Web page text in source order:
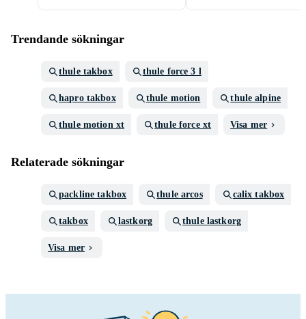
Trendande sökningar
thule takbox thule force 3 l
hapro takbox thule motion thule alpine
thule motion xt thule force xt Visa mer
Relaterade sökningar
packline takbox thule arcos calix takbox
takbox lastkorg thule lastkorg
Visa mer